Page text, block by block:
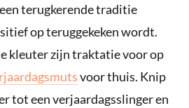
terugkerende traditie
op teruggekeken wordt.
kleuter zijn traktatie voor op
voor thuis. Knip
tot een verjaardagsslinger en